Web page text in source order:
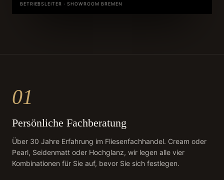
BETRIEBSLEITER · SHOWROOM BREMEN
01
Persönliche Fachberatung
Über 30 Jahre Erfahrung im Fliesenfachhandel. Cream oder
Pearl, Seidenmatt oder Hochglanz, wir legen alle vier
Kombinationen für Sie auf, bevor Sie sich festlegen.